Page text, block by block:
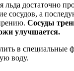
достаточно
сосудов, а
Сосуды
улучшается.
в
воду.